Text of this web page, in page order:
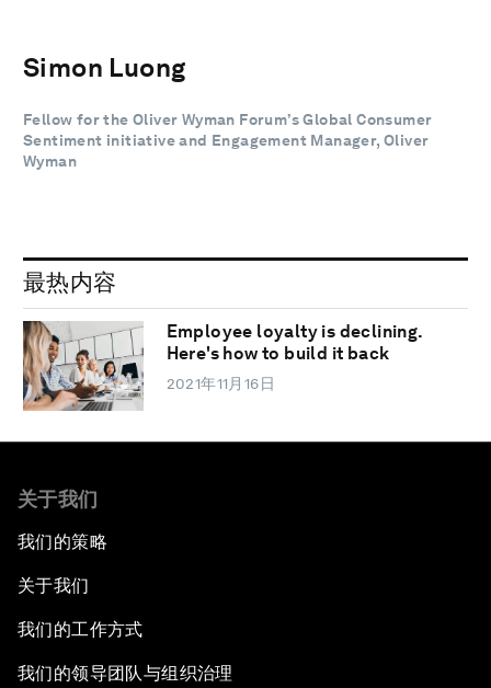
Simon Luong
Fellow for the Oliver Wyman Forum’s Global Consumer
Sentiment initiative and Engagement Manager, Oliver
Wyman
最热内容
Employee loyalty is declining.
Here's how to build it back
2021年11月16日
关于我们
我们的策略
关于我们
我们的工作方式
我们的领导团队与组织治理